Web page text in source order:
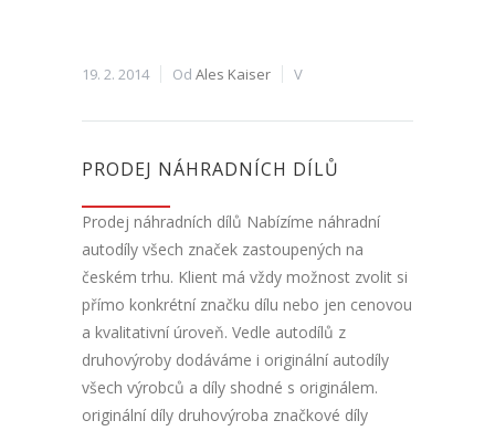
19. 2. 2014 Od Ales Kaiser V
PRODEJ NÁHRADNÍCH DÍLŮ
Prodej náhradních dílů Nabízíme náhradní
autodíly všech značek zastoupených na
českém trhu. Klient má vždy možnost zvolit si
přímo konkrétní značku dílu nebo jen cenovou
a kvalitativní úroveň. Vedle autodílů z
druhovýroby dodáváme i originální autodíly
všech výrobců a díly shodné s originálem.
originální díly druhovýroba značkové díly